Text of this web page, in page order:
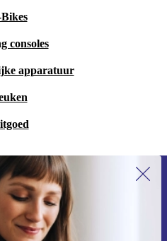
consoles
apparatuur
onze nieuwsbrief en
korting!
een aanbieding.